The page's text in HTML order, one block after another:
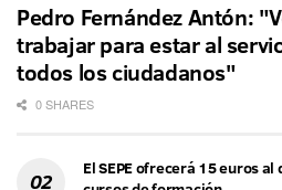
Pedro Fernández Antón:
trabajar para estar al
todos los ciudadanos"
0 SHARES
El SEPE ofrecerá 15 euros